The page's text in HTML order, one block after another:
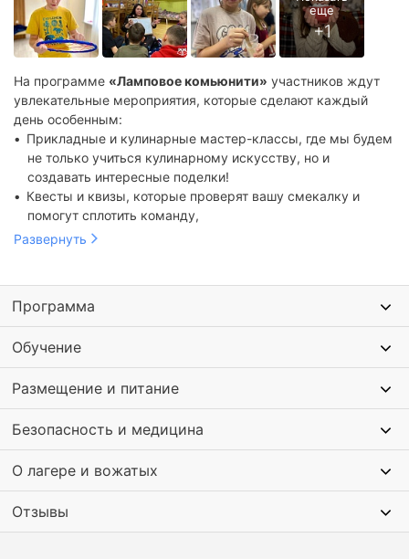
На программе «Ламповое комьюнити» участников ждут
увлекательные мероприятия, которые сделают каждый
день особенным:
Прикладные и кулинарные мастер-классы, где мы будем
не только учиться кулинарному искусству, но и
создавать интересные поделки!
Квесты и квизы, которые проверят вашу смекалку и
помогут сплотить команду,
Вечерние мероприятия с танцами, играми и сюрпризами,
Тематическая фотосессия, чтобы запечатлеть волшебные
моменты, проведенные в лагере,
Дискотеки и вечерние мероприятия, которые позволят
раскрыть ваши таланты и повеселиться от души!
Развернуть
Программа
Обучение
Размещение и питание
Безопасность и медицина
О лагере и вожатых
Отзывы